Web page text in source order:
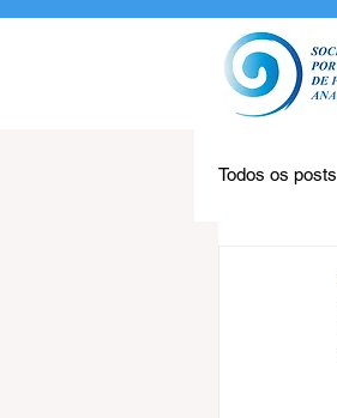
Todos os posts